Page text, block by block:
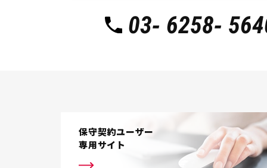
03- 6258-
保守契約ユーザー
専用サイト